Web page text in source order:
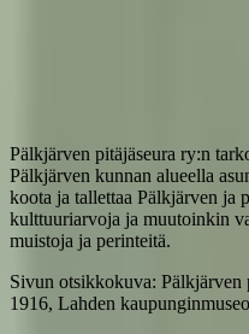
Pälkjärven pitäjäseura ry:n
Pälkjärven kunnan alueella
koota ja tallettaa Pälkjärven ja
kulttuuriarvoja ja muutoinkin
muistoja ja perinteitä.
Sivun otsikkokuva:
1916, Lahden